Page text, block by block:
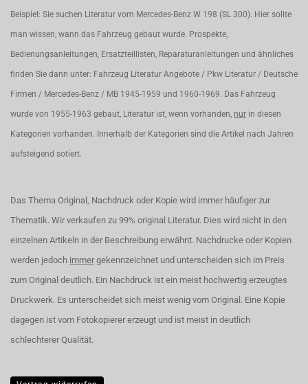
Beispiel: Sie suchen Literatur vom Mercedes-Benz W 198 (SL 300). Hier sollte
man wissen, wann das Fahrzeug gebaut wurde. Prospekte,
Bedienungsanleitungen, Ersatzteillisten, Reparaturanleitungen und ähnliches
finden Sie dann unter: Fahrzeug Literatur Angebote / Pkw Literatur / Deutsche
Firmen / Mercedes-Benz / MB 1945-1959 und 1960-1969. Das Fahrzeug
wurde von 1955-1963 gebaut, Literatur ist, wenn vorhanden, nur in diesen
Kategorien vorhanden. Innerhalb der Kategorien sind die Artikel nach Jahren
aufsteigend sotiert.
Das Thema Original, Nachdruck oder Kopie wird immer häufiger zur
Thematik. Wir verkaufen zu 99% original Literatur. Dies wird nicht in den
einzelnen Artikeln in der Beschreibung erwähnt. Nachdrucke oder Kopien
werden jedoch immer gekennzeichnet und unterscheiden sich im Preis
zum Original deutlich. Ein Nachdruck ist ein meist hochwertig erzeugtes
Druckwerk. Es unterscheidet sich meist wenig vom Original. Eine Kopie
dagegen ist vom Fotokopierer erzeugt und ist meist in deutlich
schlechterer Qualität.